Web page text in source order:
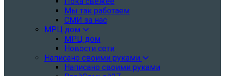
Мы так работаем
СМИ за нас
МРЦ дом
МРЦ дом
Новости сети
Написано своими руками
Написано своими руками